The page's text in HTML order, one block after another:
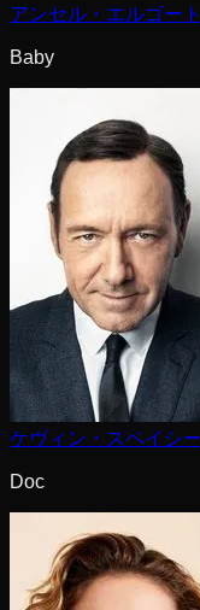
アンセル・エルゴート
Baby
ケヴィン・スペイシー
Doc